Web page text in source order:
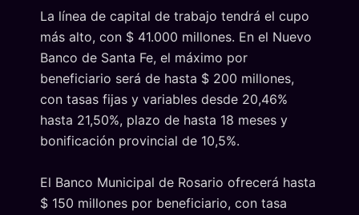
La línea de capital de trabajo tendrá el cupo
más alto, con $ 41.000 millones. En el Nuevo
Banco de Santa Fe, el máximo por
beneficiario será de hasta $ 200 millones,
con tasas fijas y variables desde 20,46%
hasta 21,50%, plazo de hasta 18 meses y
bonificación provincial de 10,5%.
El Banco Municipal de Rosario ofrecerá hasta
$ 150 millones por beneficiario, con tasa